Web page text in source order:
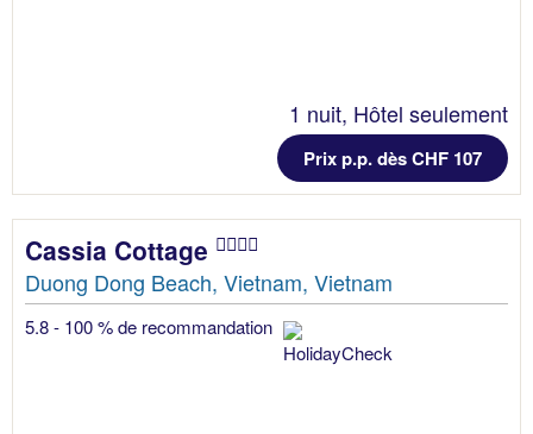
1 nuit, Hôtel seulement
Prix p.p. dès CHF 107
Cassia Cottage
Duong Dong Beach, Vietnam, Vietnam
5.8 - 100 % de recommandation